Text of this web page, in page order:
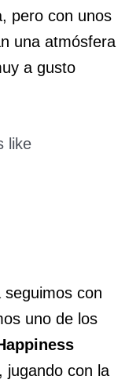
pero con unos
una atmósfera
a gusto
like
con
uno de los
jugando con la